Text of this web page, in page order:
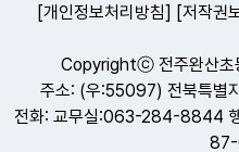
[개인정보처리방침] [저작권
Copyrightⓒ 전주완산초
주소: (우:55097) 전북특별
전화: 교무실:063-284-8844